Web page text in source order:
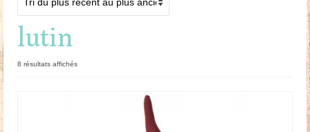
Maileg
Poupées
Doudous
Mobilier & Accessoires
lutin
8 résultats affichésTrié